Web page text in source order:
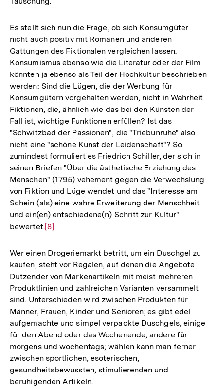
Es stellt sich nun die Frage, ob sich Konsumgüter
nicht auch positiv mit Romanen und anderen
Gattungen des Fiktionalen vergleichen lassen.
Konsumismus ebenso wie die Literatur oder der Film
könnten ja ebenso als Teil der Hochkultur beschrieben
werden: Sind die Lügen, die der Werbung für
Konsumgütern vorgehalten werden, nicht in Wahrheit
Fiktionen, die, ähnlich wie das bei den Künsten der
Fall ist, wichtige Funktionen erfüllen? Ist das
"Schwitzbad der Passionen", die "Triebunruhe" also
nicht eine "schöne Kunst der Leidenschaft"? So
zumindest formuliert es Friedrich Schiller, der sich in
seinen Briefen "Über die ästhetische Erziehung des
Menschen" (1795) vehement gegen die Verwechslung
von Fiktion und Lüge wendet und das "Interesse am
Schein (als) eine wahre Erweiterung der Menschheit
und ein(en) entschiedene(n) Schritt zur Kultur"
bewertet.Zur
der
Fußnote
[8]
Wer einen Drogeriemarkt betritt, um ein Duschgel zu
kaufen, steht vor Regalen, auf denen die Angebote
Dutzender von Markenartikeln mit meist mehreren
Produktlinien und zahlreichen Varianten versammelt
sind. Unterschieden wird zwischen Produkten für
Männer, Frauen, Kinder und Senioren; es gibt edel
aufgemachte und simpel verpackte Duschgels, einige
für den Abend oder das Wochenende, andere für
morgens und wochentags; wählen kann man ferner
zwischen sportlichen, esoterischen,
gesundheitsbewussten, stimulierenden und
beruhigenden Artikeln.